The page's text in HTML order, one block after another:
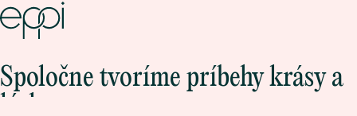
Spoločne tvoríme príbehy krásy a